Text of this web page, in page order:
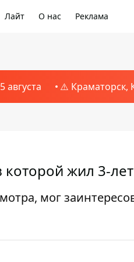
Лайт О нас Реклама
августа ⚠️ Краматорск,
жил 3-
мог